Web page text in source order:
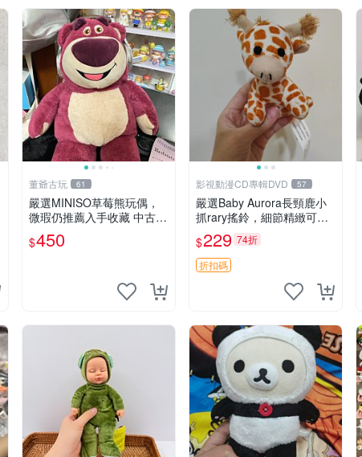
董爺古玩 61
嚴選MINISO草莓熊玩偶，
微瑕仍推薦入手收藏 中古 M
INISO 草莓熊 玩具 收藏
$450
影視動漫CD專輯DVD 57
嚴選Baby Aurora長頸鹿小
抓rary搖鈴，細節精緻可聆
聽清脆鈴音 軟萌可愛 定制
紀念 金屬搖鈴 新手媽咪推
薦 長頸鹿 抓rary 搖鈴
$229 74折
折扣碼